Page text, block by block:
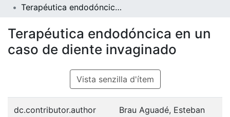
Com publicar
Terapéutica endodóncica en un caso de diente invaginado
Terapéutica endodóncica en un
caso de diente invaginado
Vista senzilla d'ítem
dc.contributor.author Brau Aguadé, Esteban